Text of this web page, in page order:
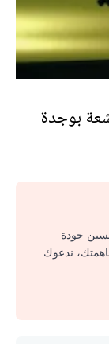
بوجدة
جودة
ندعوك